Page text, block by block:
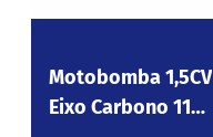
Motobomba 1,5CV
Eixo Carbono 110-